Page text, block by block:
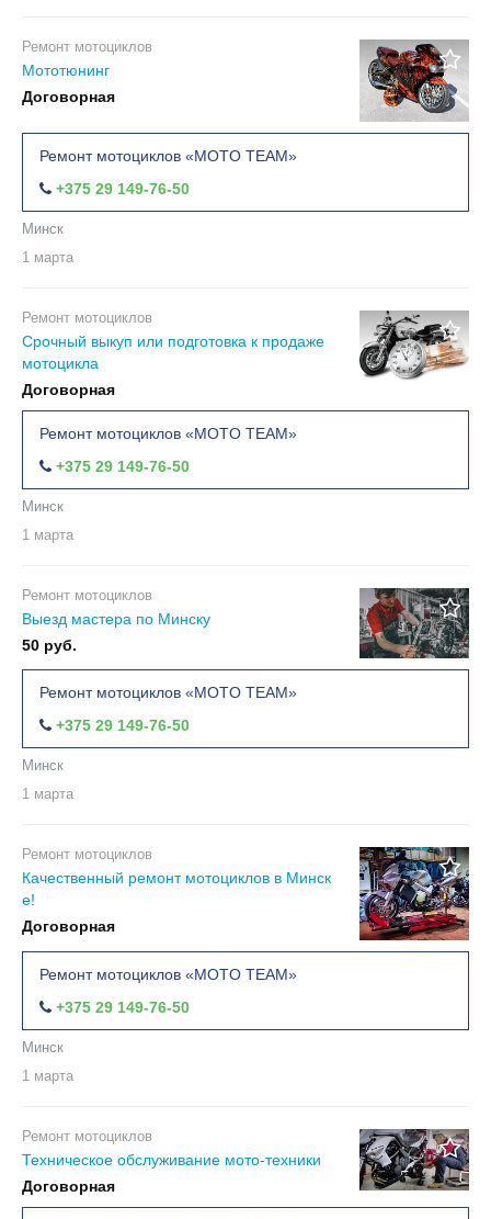
Ремонт мотоциклов
Мототюнинг
Договорная
Ремонт мотоциклов «MOTO TEAM»
+375 29 149-76-50
Минск
1 марта
Ремонт мотоциклов
Срочный выкуп или подготовка к продаже
мотоцикла
Договорная
Ремонт мотоциклов «MOTO TEAM»
+375 29 149-76-50
Минск
1 марта
Ремонт мотоциклов
Выезд мастера по Минску
50 руб.
Ремонт мотоциклов «MOTO TEAM»
+375 29 149-76-50
Минск
1 марта
Ремонт мотоциклов
Качественный ремонт мотоциклов в Минск
е!
Договорная
Ремонт мотоциклов «MOTO TEAM»
+375 29 149-76-50
Минск
1 марта
Ремонт мотоциклов
Техническое обслуживание мото-техники
Договорная